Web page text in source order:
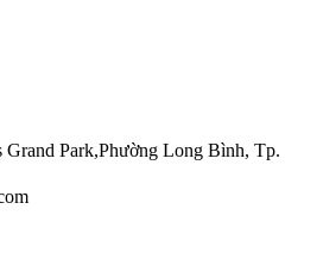
Grand Park,Phường Long Bình, Tp.